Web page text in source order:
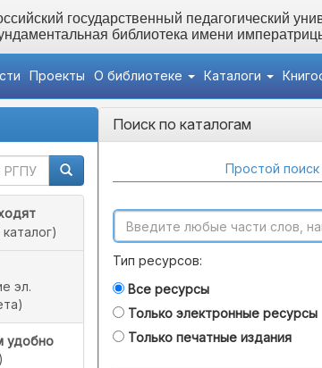
государственный педагогический
библиотека имени
Проекты О библиотеке Каталоги
эл.
удобно
Поиск по каталогам
Простой поиск
Тип ресурсов:
Все ресурсы
Только электронные ресурсы
Только печатные издания